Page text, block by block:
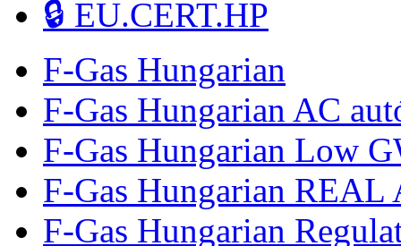
🔒 EU.CERT.HP
F-Gas Hungarian
F-Gas Hungarian AC
F-Gas Hungarian Low
F-Gas Hungarian REAL
F-Gas Hungarian